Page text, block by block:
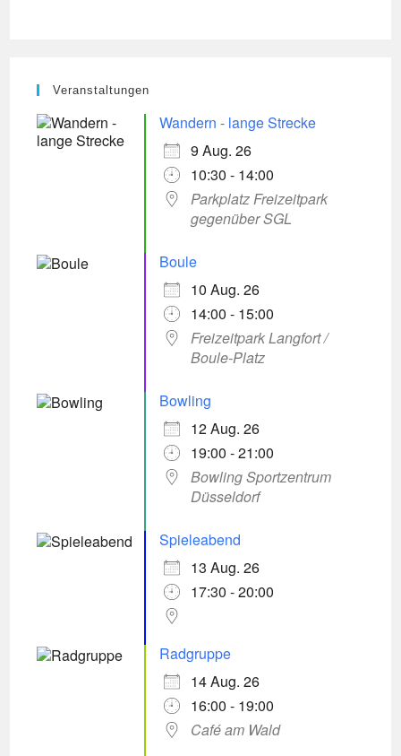
Veranstaltungen
Wandern - lange Strecke
9 Aug. 26
10:30 - 14:00
Parkplatz Freizeitpark
gegenüber SGL
Boule
10 Aug. 26
14:00 - 15:00
Freizeitpark Langfort /
Boule-Platz
Bowling
12 Aug. 26
19:00 - 21:00
Bowling Sportzentrum
Düsseldorf
Spieleabend
13 Aug. 26
17:30 - 20:00
Radgruppe
14 Aug. 26
16:00 - 19:00
Café am Wald